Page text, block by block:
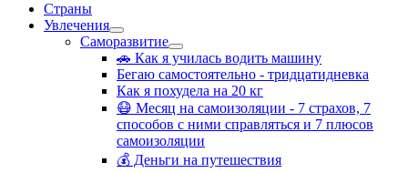
Страны
Увлечения
Саморазвитие
🚗 Как я училась водить машину
Бегаю самостоятельно - тридцатидневка
Как я похудела на 20 кг
😷 Месяц на самоизоляции - 7 страхов, 7
способов с ними справляться и 7 плюсов
самоизоляции
💰 Деньги на путешествия